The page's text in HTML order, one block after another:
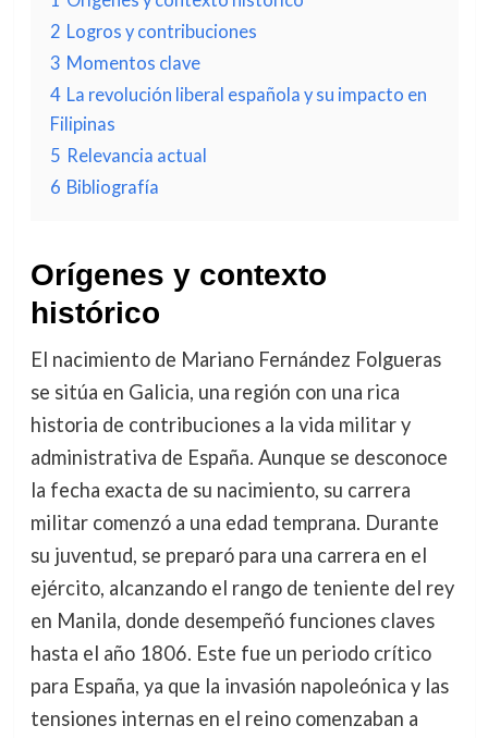
2 Logros y contribuciones
3 Momentos clave
4 La revolución liberal española y su impacto en
Filipinas
5 Relevancia actual
6 Bibliografía
Orígenes y contexto
histórico
El nacimiento de Mariano Fernández Folgueras
se sitúa en Galicia, una región con una rica
historia de contribuciones a la vida militar y
administrativa de España. Aunque se desconoce
la fecha exacta de su nacimiento, su carrera
militar comenzó a una edad temprana. Durante
su juventud, se preparó para una carrera en el
ejército, alcanzando el rango de teniente del rey
en Manila, donde desempeñó funciones claves
hasta el año 1806. Este fue un periodo crítico
para España, ya que la invasión napoleónica y las
tensiones internas en el reino comenzaban a